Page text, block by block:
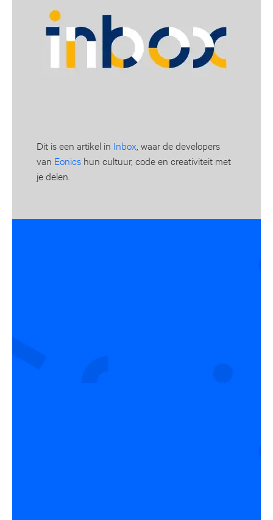
Dit is een artikel in Inbox , waar de developers
van Eonics hun cultuur, code en creativiteit met
je delen.